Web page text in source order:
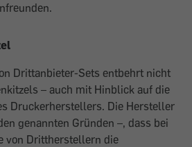
Drittanbieter-Sets entbehrt nicht
– auch mit Hinblick auf die
Druckerherstellers. Die Hersteller
genannten Gründen –, dass bei
von Drittherstellern die